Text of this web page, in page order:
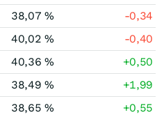
38,07 %
-0,34
40,02 %
-0,40
40,36 %
+0,50
38,49 %
+1,99
38,65 % +0,55